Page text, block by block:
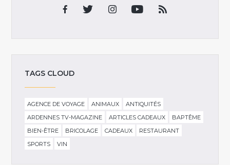
TAGS CLOUD
AGENCE DE VOYAGE ANIMAUX
ANTIQUITÉS
ARDENNES TV-MAGAZINE
ARTICLES CADEAUX
BAPTÊME
BIEN-ÊTRE
BRICOLAGE CADEAUX
RESTAURANT
SPORTS
VIN